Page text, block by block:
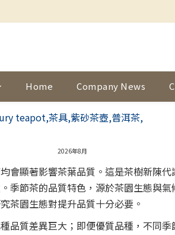
Home Company News
2026年8月
會顯著影響茶葉品質。這是茶樹新陳
季節茶的品質特色，源於茶園生態與
茶園生態對提升品質十分必要。
品質差異巨大；即便優質品種，不同